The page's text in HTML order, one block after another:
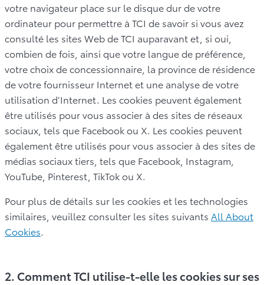
votre navigateur place sur le disque dur de votre
ordinateur pour permettre à TCI de savoir si vous avez
consulté les sites Web de TCI auparavant et, si oui,
combien de fois, ainsi que votre langue de préférence,
votre choix de concessionnaire, la province de résidence
de votre fournisseur Internet et une analyse de votre
utilisation d’Internet. Les cookies peuvent également
être utilisés pour vous associer à des sites de réseaux
sociaux, tels que Facebook ou X. Les cookies peuvent
également être utilisés pour vous associer à des sites de
médias sociaux tiers, tels que Facebook, Instagram,
YouTube, Pinterest, TikTok ou X.
Pour plus de détails sur les cookies et les technologies
similaires, veuillez consulter les sites suivants All About
Cookies.
2. Comment TCI utilise-t-elle les cookies sur ses